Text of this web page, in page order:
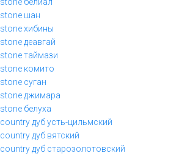
stone шан
stone хибины
stone деавгай
stone таймази
stone комито
stone суган
stone джимара
stone белуха
country дуб усть-цильмский
country дуб вятский
country дуб старозолотовский